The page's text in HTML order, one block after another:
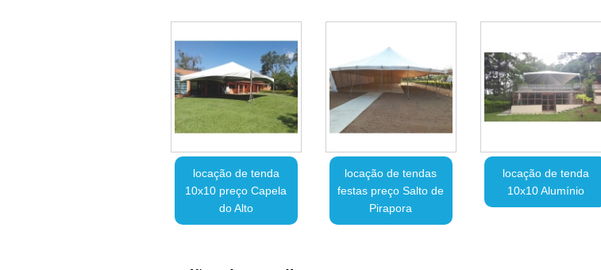
locação de tenda
10x10 preço Capela
do Alto
locação de tendas
festas preço Salto de
Pirapora
locação de tenda
10x10 Alumínio